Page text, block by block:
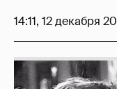
14:11, 12 декабря